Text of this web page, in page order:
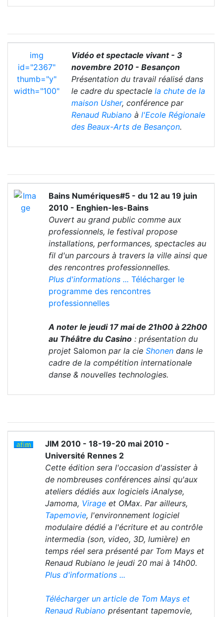
img
id="2367"
thumb="y"
width="100"
Vidéo et spectacle vivant - 3
novembre 2010 - Besançon
Présentation du travail réalisé dans
le cadre du spectacle la chute de la
maison Usher, conférence par
Renaud Rubiano à l'Ecole Régionale
des Beaux-Arts de Besançon.
Bains Numériques#5 - du 12 au 19 juin
2010 - Enghien-les-Bains
Ouvert au grand public comme aux
professionnels, le festival propose
installations, performances, spectacles au
fil d'un parcours à travers la ville ainsi que
des rencontres professionnelles.
Plus d'informations ... Télécharger le
programme des rencontres
professionnelles
A noter le jeudi 17 mai de 21h00 à 22h00
au Théâtre du Casino : présentation du
projet Salomon par la cie Shonen dans le
cadre de la compétition internationale
danse & nouvelles technologies.
JIM 2010 - 18-19-20 mai 2010 -
Université Rennes 2
Cette édition sera l'occasion d'assister à
de nombreuses conférences ainsi qu'aux
ateliers dédiés aux logiciels iAnalyse,
Jamoma, Virage et OMax. Par ailleurs,
Tapemovie, l'environnement logiciel
modulaire dédié a l'écriture et au contrôle
intermedia (son, video, 3D, lumière) en
temps réel sera présenté par Tom Mays et
Renaud Rubiano le jeudi 20 mai à 14h00.
Plus d'informations ...
Télécharger un article de Tom Mays et
Renaud Rubiano présentant tapemovie,